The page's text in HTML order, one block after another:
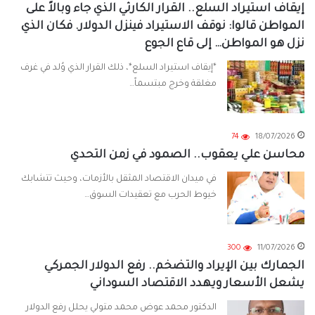
إيقاف استيراد السلع.. القرار الكارثي الذي جاء وبالاً على
المواطن قالوا: نوقف الاستيراد فينزل الدولار. فكان الذي
نزل هو المواطن… إلى قاع الجوع
*إيقاف استيراد السلع*، ذلك القرار الذي وُلد في غرف
مغلقة وخرج مبتسماً…
18/07/2026
74
محاسن علي يعقوب.. الصمود في زمن التحدي
في ميدان الاقتصاد المثقل بالأزمات، وحيث تتشابك
خيوط الحرب مع تعقيدات السوق…
11/07/2026
300
الجمارك بين الإيراد والتضخم.. رفع الدولار الجمركي
يشعل الأسعار ويهدد الاقتصاد السوداني
الدكتور محمد عوض محمد متولي يحلل رفع الدولار